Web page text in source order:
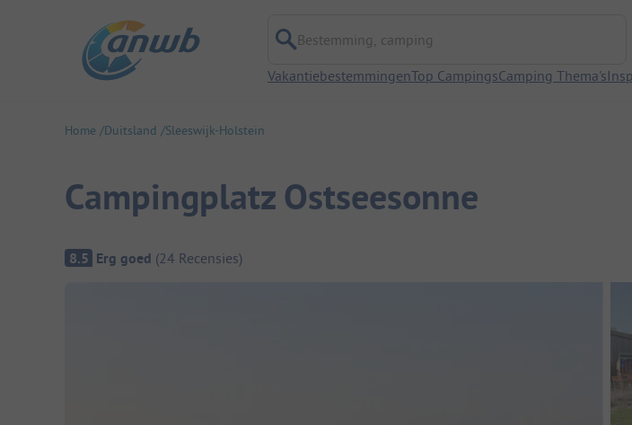
Bestemming, camping
VakantiebestemmingenTop CampingsCamping Thema's
Home Duitsland Sleeswijk-Holstein
Campingplatz Ostseesonne
Camping overzicht
8.5 Erg goed (24 Recensies)